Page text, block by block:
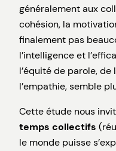
généralement aux
cohésion, la
finalement pas
l’intelligence et
l’équité de parole,
l’empathie, semble
Cette étude nous
temps collectifs
le monde puisse